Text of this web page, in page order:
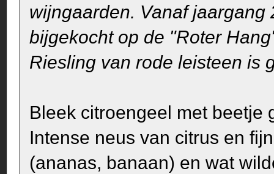
wijngaarden. Vanaf
bijgekocht op de "Roter
Riesling van rode leisteen is
Bleek citroengeel met beetje
Intense neus van citrus en
(ananas, banaan) en wat